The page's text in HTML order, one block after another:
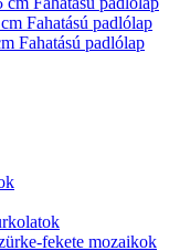
Fahatású padlólap
Fahatású padlólap
fekete mozaikok